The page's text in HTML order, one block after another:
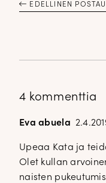
EDELLINEN
4 kommenttia
Eva abuela
Upeaa Kata ja
Olet kullan
naisten